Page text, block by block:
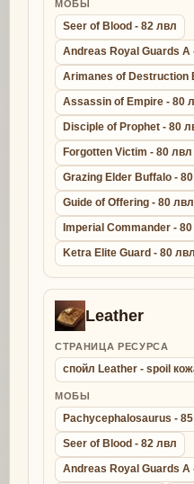
МОБЫ
Seer of Blood - 82 лвл
Andreas Royal Guards A
Arimanes of Destruction
Assassin of Empire - 80
Disciple of Prophet - 80
Forgotten Victim - 80 лвл
Grazing Elder Buffalo -
Guide of Offering - 80 лвл
Imperial Commander -
Ketra Elite Guard - 80 лвл
Leather
СТРАНИЦА РЕСУРСА
спойл Leather - spoil
МОБЫ
Pachycephalosaurus -
Seer of Blood - 82 лвл
Andreas Royal Guards A